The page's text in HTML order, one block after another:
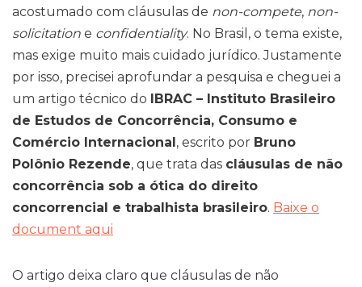
acostumado com cláusulas de non-compete, non-
solicitation e confidentiality. No Brasil, o tema existe,
mas exige muito mais cuidado jurídico. Justamente
por isso, precisei aprofundar a pesquisa e cheguei a
um artigo técnico do IBRAC – Instituto Brasileiro
de Estudos de Concorrência, Consumo e
Comércio Internacional, escrito por Bruno
Polônio Rezende, que trata das cláusulas de não
concorrência sob a ótica do direito
concorrencial e trabalhista brasileiro. Baixe o
document aqui
O artigo deixa claro que cláusulas de não